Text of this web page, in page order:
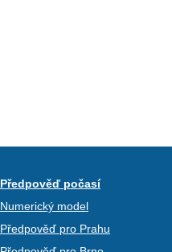
Předpověď počasí
Numerický model
Předpověď pro Prahu